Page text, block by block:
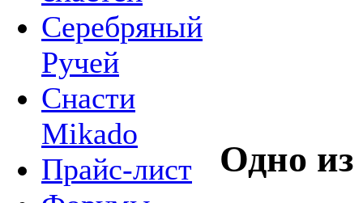
Серебряный
Ручей
Снасти
Mikado
Прайс-лист
Одно из